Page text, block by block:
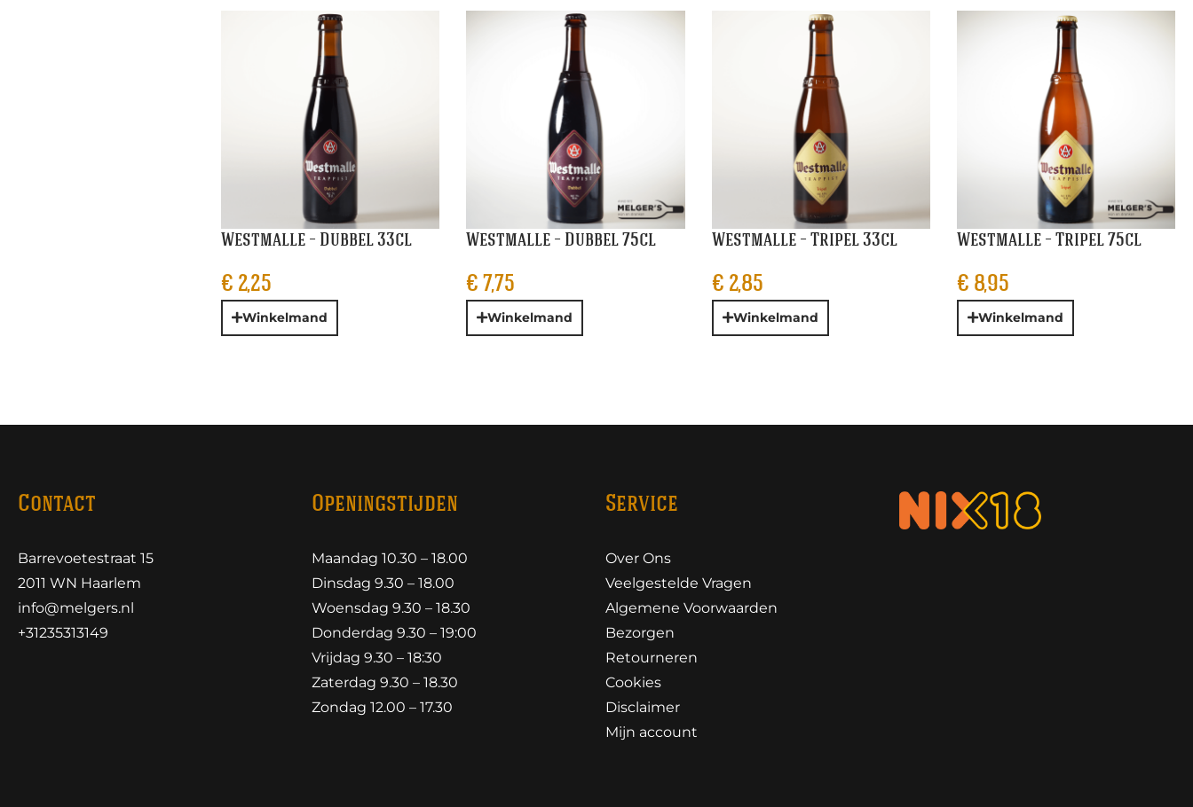
Westmalle – Dubbel 33cl
€ 2,25
Winkelmand
Westmalle – Dubbel 75cl
€ 7,75
Winkelmand
Westmalle – Tripel 33cl
€ 2,85
Winkelmand
Westmalle – Tripel 75cl
€ 8,95
Winkelmand
Contact
Barrevoetestraat 15
2011 WN Haarlem
info@melgers.nl
+31235313149
Openingstijden
Maandag 10.30 – 18.00
Dinsdag 9.30 – 18.00
Woensdag 9.30 – 18.30
Donderdag 9.30 – 19:00
Vrijdag 9.30 – 18:30
Zaterdag 9.30 – 18.30
Zondag 12.00 – 17.30
Service
Over Ons
Veelgestelde Vragen
Algemene Voorwaarden
Bezorgen
Retourneren
Cookies
Disclaimer
Mijn account